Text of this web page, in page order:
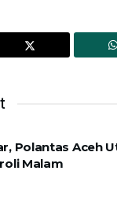
Polantas Aceh
Malam